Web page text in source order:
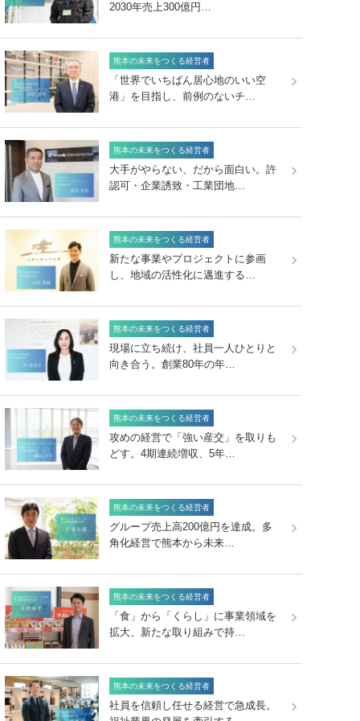
2030年売上300億円…
熊本の未来をつくる経営者
「世界でいちばん居心地のいい空
港」を目指し、前例のないチ…
熊本の未来をつくる経営者
大手がやらない、だから面白い。許
認可・企業誘致・工業団地…
熊本の未来をつくる経営者
新たな事業やプロジェクトに参画
し、地域の活性化に邁進する…
熊本の未来をつくる経営者
現場に立ち続け、社員一人ひとりと
向き合う。創業80年の年…
熊本の未来をつくる経営者
攻めの経営で「強い産交」を取りも
どす。4期連続増収、5年…
熊本の未来をつくる経営者
グループ売上高200億円を達成。多
角化経営で熊本から未来…
熊本の未来をつくる経営者
「食」から「くらし」に事業領域を
拡大、新たな取り組みで持…
熊本の未来をつくる経営者
社員を信頼し任せる経営で急成長。